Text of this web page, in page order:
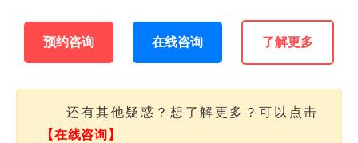
预约咨询 在线咨询 了解更多
还有其他疑惑？想了解更多？可以点击
【在线咨询】